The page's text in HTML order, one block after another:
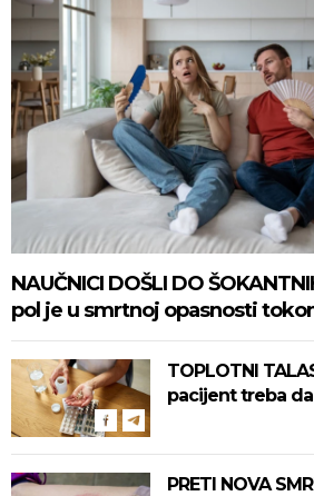
NAUČNICI DOŠLI DO
pol je u smrtnoj opasnosti
TOPLOTNI
pacijent treba da
PRETI NOVA